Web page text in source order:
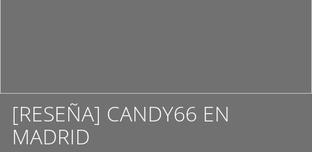
[RESEÑA] CANDY66 EN
MADRID